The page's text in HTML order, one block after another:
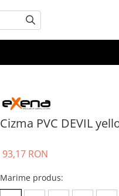
Cizma PVC DEVIL
93,17 RON
Marime produs: